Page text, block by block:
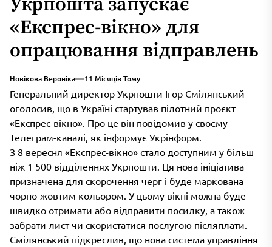
Укрпошта запускає
«Експрес-вікно» для
опрацювання відправлень
Новікова Вероніка 11 Місяців Тому
Генеральний директор Укрпошти Ігор Смілянський
оголосив, що в Україні стартував пілотний проєкт
«Експрес-вікно». Про це він повідомив у своєму
Телеграм-каналі, як інформує Укрінформ.
З 8 вересня «Експрес-вікно» стало доступним у більш
ніж 1 500 відділеннях Укрпошти. Ця нова ініціатива
призначена для скорочення черг і буде маркована
чорно-жовтим кольором. У цьому вікні можна буде
швидко отримати або відправити посилку, а також
забрати лист чи скористатися послугою післяплати.
Смілянський підкреслив, що нова система управління